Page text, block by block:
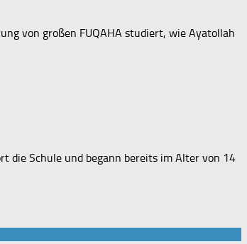
von großen FUQAHA studiert, wie Ayatollah
die Schule und begann bereits im Alter von 14